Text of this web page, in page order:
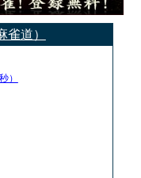
雀道）
）